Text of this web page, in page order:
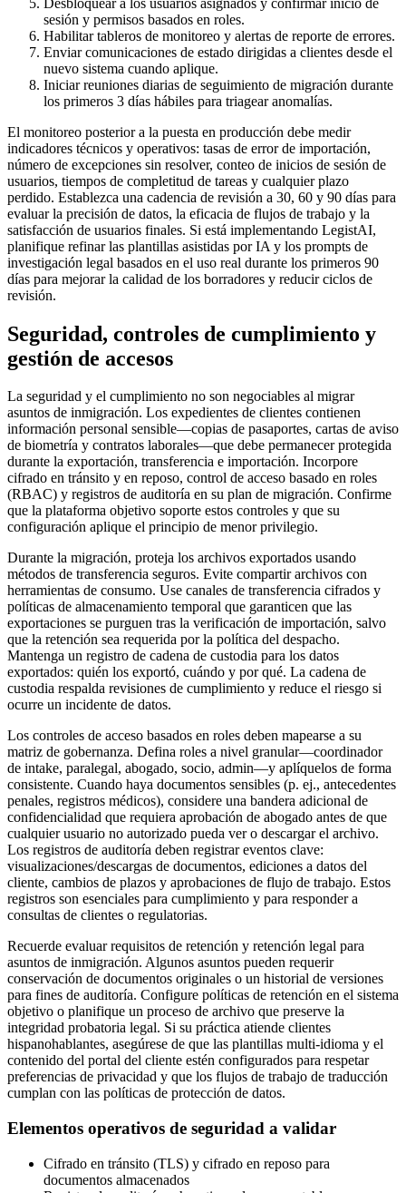
sesión y permisos basados en roles.
Habilitar tableros de monitoreo y alertas de reporte de errores.
Enviar comunicaciones de estado dirigidas a clientes desde el
nuevo sistema cuando aplique.
Iniciar reuniones diarias de seguimiento de migración durante
los primeros 3 días hábiles para triagear anomalías.
El monitoreo posterior a la puesta en producción debe medir
indicadores técnicos y operativos: tasas de error de importación,
número de excepciones sin resolver, conteo de inicios de sesión de
usuarios, tiempos de completitud de tareas y cualquier plazo
perdido. Establezca una cadencia de revisión a 30, 60 y 90 días para
evaluar la precisión de datos, la eficacia de flujos de trabajo y la
satisfacción de usuarios finales. Si está implementando LegistAI,
planifique refinar las plantillas asistidas por IA y los prompts de
investigación legal basados en el uso real durante los primeros 90
días para mejorar la calidad de los borradores y reducir ciclos de
revisión.
Seguridad, controles de cumplimiento y
gestión de accesos
La seguridad y el cumplimiento no son negociables al migrar
asuntos de inmigración. Los expedientes de clientes contienen
información personal sensible—copias de pasaportes, cartas de aviso
de biometría y contratos laborales—que debe permanecer protegida
durante la exportación, transferencia e importación. Incorpore
cifrado en tránsito y en reposo, control de acceso basado en roles
(RBAC) y registros de auditoría en su plan de migración. Confirme
que la plataforma objetivo soporte estos controles y que su
configuración aplique el principio de menor privilegio.
Durante la migración, proteja los archivos exportados usando
métodos de transferencia seguros. Evite compartir archivos con
herramientas de consumo. Use canales de transferencia cifrados y
políticas de almacenamiento temporal que garanticen que las
exportaciones se purguen tras la verificación de importación, salvo
que la retención sea requerida por la política del despacho.
Mantenga un registro de cadena de custodia para los datos
exportados: quién los exportó, cuándo y por qué. La cadena de
custodia respalda revisiones de cumplimiento y reduce el riesgo si
ocurre un incidente de datos.
Los controles de acceso basados en roles deben mapearse a su
matriz de gobernanza. Defina roles a nivel granular—coordinador
de intake, paralegal, abogado, socio, admin—y aplíquelos de forma
consistente. Cuando haya documentos sensibles (p. ej., antecedentes
penales, registros médicos), considere una bandera adicional de
confidencialidad que requiera aprobación de abogado antes de que
cualquier usuario no autorizado pueda ver o descargar el archivo.
Los registros de auditoría deben registrar eventos clave:
visualizaciones/descargas de documentos, ediciones a datos del
cliente, cambios de plazos y aprobaciones de flujo de trabajo. Estos
registros son esenciales para cumplimiento y para responder a
consultas de clientes o regulatorias.
Recuerde evaluar requisitos de retención y retención legal para
asuntos de inmigración. Algunos asuntos pueden requerir
conservación de documentos originales o un historial de versiones
para fines de auditoría. Configure políticas de retención en el sistema
objetivo o planifique un proceso de archivo que preserve la
integridad probatoria legal. Si su práctica atiende clientes
hispanohablantes, asegúrese de que las plantillas multi-idioma y el
contenido del portal del cliente estén configurados para respetar
preferencias de privacidad y que los flujos de trabajo de traducción
cumplan con las políticas de protección de datos.
Elementos operativos de seguridad a validar
Cifrado en tránsito (TLS) y cifrado en reposo para
documentos almacenados